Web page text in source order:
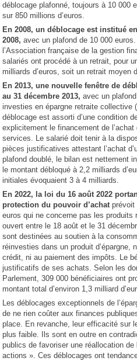
déblocage plafonné, toujours à 10 000
sur 850 millions d’euros.
En 2008, un déblocage est institué
2008, avec un plafond de 10 000
l’Association française de la gestion
salariés ont procédé à un retrait, pour
milliards d’euros, soit un retrait moyen
En 2013, une nouvelle fenêtre de
au 31 décembre 2013, avec un
investies en épargne retraite collective
déblocage est assorti d’une condition
explicitement le financement de
services. Le salarié doit tenir à la
pièces justificatives attestant l’achat
plafond doublé, le bilan est nettement
le montant débloqué à 2,2 milliards
initiales évoquaient 3 à 4 milliards.
En 2022, la loi du 16 août 2022
protection du pouvoir d’achatprévoit
euros qui ne concerne pas les
ouvert entre le 18 août et le 31
sont destinées au soutien à la
réinvesties dans un produit d’épargne,
crédit, ni au paiement des impôts. Le
justificatifs de ses achats. Selon les
Parlement, 309 000 bénéficiaires ont
montant total d’environ 1,3 milliard
Les déblocages exceptionnels de
de ne rien coûter aux finances
place. En revanche, leur efficacité sur
plus faible. Ils sont en outre en
publics de favoriser une réallocation
actions ». Ces déblocages ont